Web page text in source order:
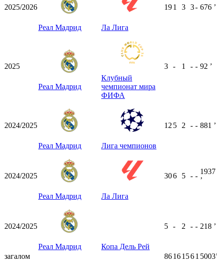
2025/2026
Реал Мадрид Ла Лига
191 3 3- 676 ʼ
2025
Реал Мадрид
Клубный
чемпионат мира
ФИФА
3 - 1 - - 92 ʼ
2024/2025
Реал Мадрид Лига чемпионов
12 5 2 - - 881 ʼ
2024/2025
Реал Мадрид Ла Лига
306 5 - -
1937
ʼ
2024/2025
Реал Мадрид Копа Дель Рей
5 - 2 - - 218 ʼ
загалом 86161561